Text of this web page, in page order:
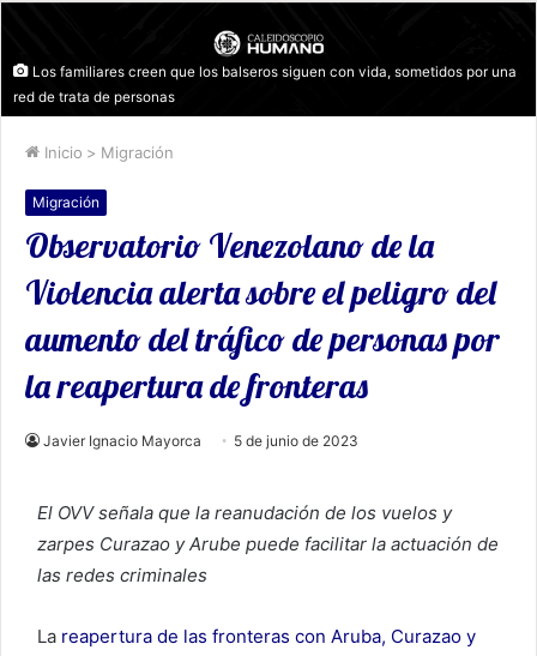
Los familiares creen que los balseros siguen con vida, sometidos por una
red de trata de personas
Inicio > Migración
Migración
Observatorio Venezolano de la
Violencia alerta sobre el peligro del
aumento del tráfico de personas por
la reapertura de fronteras
Javier Ignacio Mayorca 5 de junio de 2023
El OVV señala que la reanudación de los vuelos y
zarpes Curazao y Arube puede facilitar la actuación de
las redes criminales
La reapertura de las fronteras con Aruba, Curazao y